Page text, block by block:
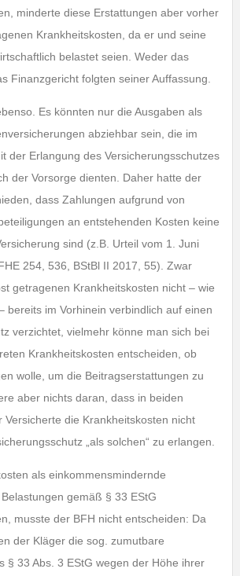
minderte diese Erstattungen aber vorher
Krankheitskosten, da er und seine
belastet seien. Weder das
Finanzgericht folgten seiner Auffassung.
Es könnten nur die Ausgaben als
abziehbar sein, die im
der Erlangung des Versicherungsschutzes
der Vorsorge dienten. Daher hatte der
dass Zahlungen aufgrund von
an entstehenden Kosten keine
sind (z.B. Urteil vom 1. Juni
254, 536, BStBl II 2017, 55). Zwar
getragenen Krankheitskosten nicht – wie
bereits im Vorhinein verbindlich auf einen
verzichtet, vielmehr könne man sich bei
Krankheitskosten entscheiden, ob
wolle, um die Beitragserstattungen zu
aber nichts daran, dass in beiden
Versicherte die Krankheitskosten nicht
„als solchen“ zu erlangen.
als einkommensmindernde
gemäß § 33 EStG
musste der BFH nicht entscheiden: Da
der Kläger die sog. zumutbare
§ 33 Abs. 3 EStG wegen der Höhe ihrer